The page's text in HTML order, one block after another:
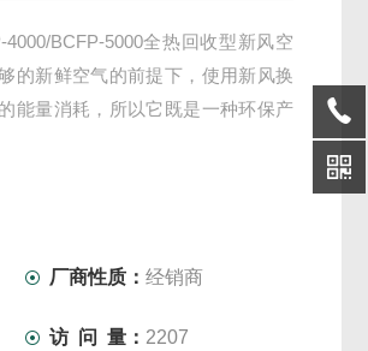
4000/BCFP-5000全热回收型新风空
的新鲜空气的前提下，使用新风换
能量消耗，所以它既是一种环保产
厂商性质：经销商
访 问 量： 2207